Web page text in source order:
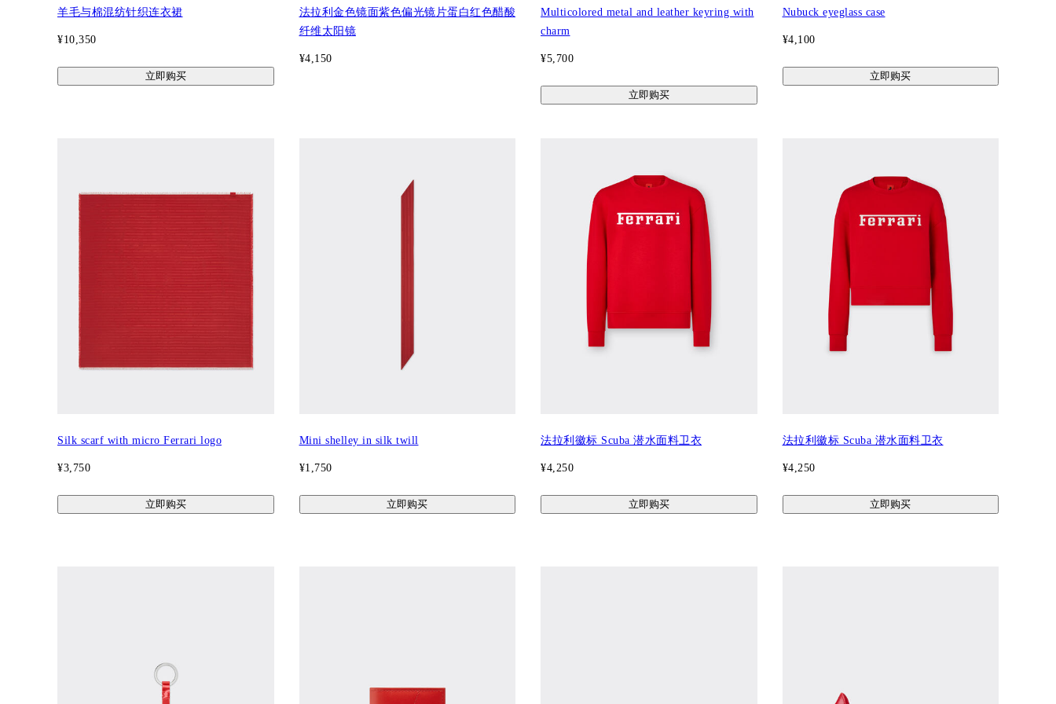
羊毛与棉混纺针织连衣裙
¥10,350
立即购买
法拉利金色镜面紫色偏光镜片蛋白红色醋酸
纤维太阳镜
¥4,150
Multicolored metal and leather keyring with
charm
¥5,700
立即购买
Nubuck eyeglass case
¥4,100
立即购买
Silk scarf with micro Ferrari logo
¥3,750
立即购买
Mini shelley in silk twill
¥1,750
立即购买
法拉利徽标 Scuba 潜水面料卫衣
¥4,250
立即购买
法拉利徽标 Scuba 潜水面料卫衣
¥4,250
立即购买